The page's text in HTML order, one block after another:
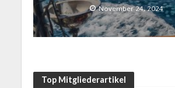
November 24, 2024
Top Mitgliederartikel